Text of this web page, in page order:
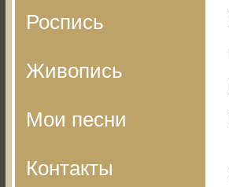
Роспись
Живопись
Мои песни
Контакты